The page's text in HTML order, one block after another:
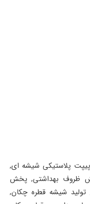
پلاستیکی شیشه ای,
ظروف بهداشتی, پخش
شیشه قطره چکان,